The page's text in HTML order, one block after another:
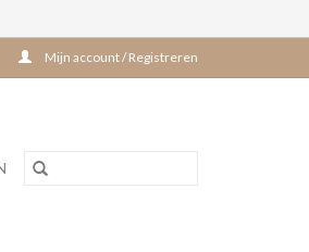
Mijn account / Registreren